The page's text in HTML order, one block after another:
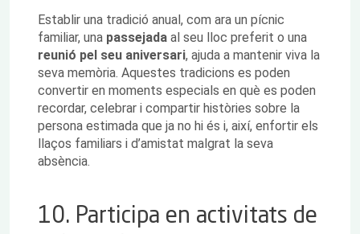
Establir una tradició anual, com ara un pícnic
familiar, una passejada al seu lloc preferit o una
reunió pel seu aniversari, ajuda a mantenir viva la
seva memòria. Aquestes tradicions es poden
convertir en moments especials en què es poden
recordar, celebrar i compartir històries sobre la
persona estimada que ja no hi és i, així, enfortir els
llaços familiars i d’amistat malgrat la seva
absència.
10. Participa en activitats de